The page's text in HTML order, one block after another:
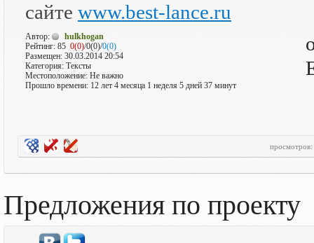
сайте www.best-lance.ru
Автор:
hulkhogan
Рейтинг: 85 0(0)/0(0)/0(0)
Размещен: 30.03.2014 20:54
Категория: Тексты
Местоположение: Не важно
Прошло времени: 12 лет 4 месяца 1 неделя 5 дней 37 минут
просмотров:
Предложения по проекту